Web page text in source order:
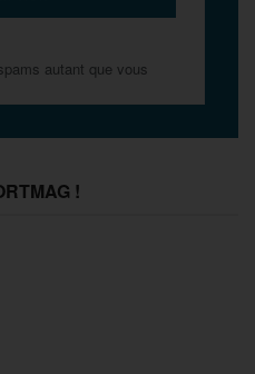
autant que vous
!